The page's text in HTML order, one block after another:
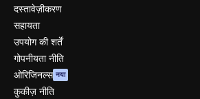
दस्तावेज़ीकरण
सहायता
उपयोग की शर्तें
गोपनीयता नीति
ओरिजिनल्स नया
कुकीज़ नीति